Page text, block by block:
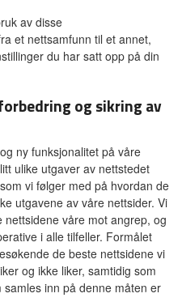
av disse
et nettsamfunn til et annet,
du har satt opp på din
og sikring av
ny funksjonalitet på våre
ulike utgaver av nettstedet
vi følger med på hvordan de
utgavene av våre nettsider. Vi
våre mot angrep, og
i alle tilfeller. Formålet
de beste nettsidene vi
og ikke liker, samtidig som
inn på denne måten er